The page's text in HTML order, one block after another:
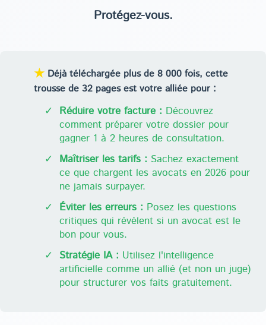
Protégez-vous.
★ Déjà téléchargée plus de 8 000 fois, cette
trousse de 32 pages est votre alliée pour :
✓ Réduire votre facture : Découvrez
comment préparer votre dossier pour
gagner 1 à 2 heures de consultation.
✓ Maîtriser les tarifs : Sachez exactement
ce que chargent les avocats en 2026 pour
ne jamais surpayer.
✓ Éviter les erreurs : Posez les questions
critiques qui révèlent si un avocat est le
bon pour vous.
✓ Stratégie IA : Utilisez l'intelligence
artificielle comme un allié (et non un juge)
pour structurer vos faits gratuitement.